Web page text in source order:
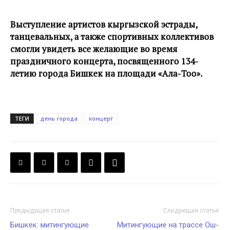
Выступление артистов кыргызской эстрады,
танцевальных, а также спортивных коллективов
смогли увидеть все желающие во время
праздничного концерта, посвященного 134-
летию города Бишкек на площади «Ала-Тоо».
ТЕГИ день города концерт
Предыдущая статья
Бишкек: митингующие
Следующая статья
Митингующие на трассе Ош-